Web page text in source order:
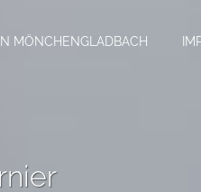
MÖNCHENGLADBACH